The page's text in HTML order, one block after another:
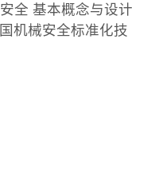
全 基本概念与设计
机械安全标准化技